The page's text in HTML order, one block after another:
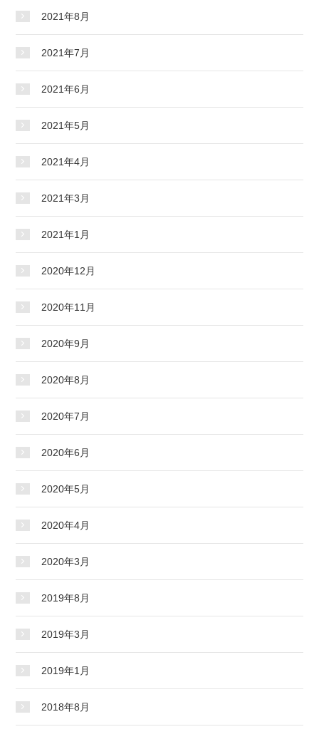
2021年8月
2021年7月
2021年6月
2021年5月
2021年4月
2021年3月
2021年1月
2020年12月
2020年11月
2020年9月
2020年8月
2020年7月
2020年6月
2020年5月
2020年4月
2020年3月
2019年8月
2019年3月
2019年1月
2018年8月